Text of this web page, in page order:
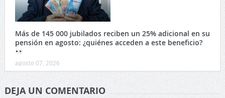
Más de 145 000 jubilados reciben un 25% adicional en su
pensión en agosto: ¿quiénes acceden a este beneficio?
agosto 07, 2026
DEJA UN COMENTARIO